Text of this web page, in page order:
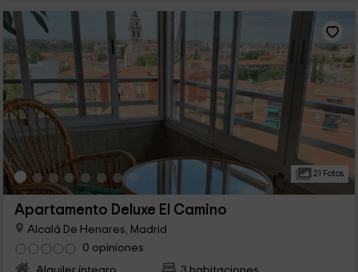
21 Fotos
Apartamento Deluxe El Camino
Alcalá De Henares, Madrid
0 opiniones